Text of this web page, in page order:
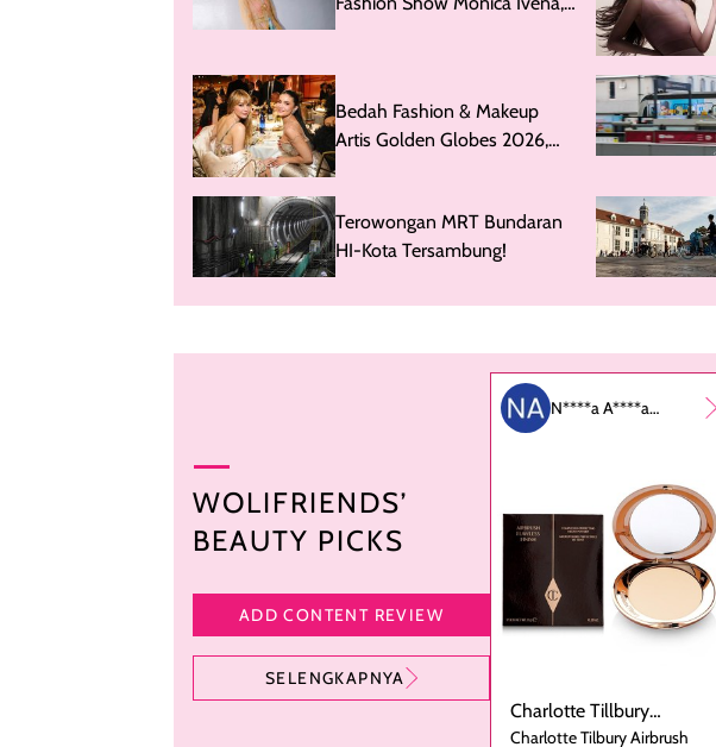
Bedah Fashion & Makeup
Artis Golden Globes 2026,
Terowongan MRT Bundaran
HI-Kota Tersambung!
WOLIFRIENDS’
BEAUTY PICKS
ADD CONTENT REVIEW
SELENGKAPNYA
N****a A****a
Charlotte Tillbury
Airbrush Flawless Finish
Charlotte Tilbury Airbrush